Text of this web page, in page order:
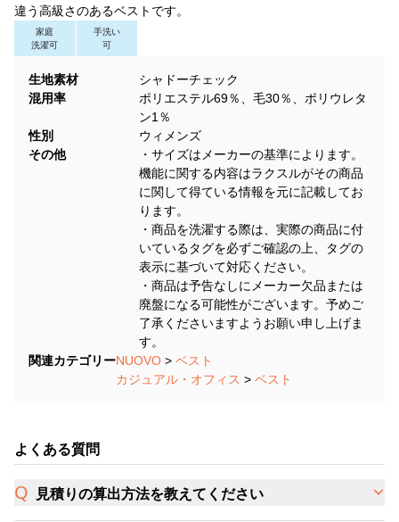
違う高級さのあるベストです。
家庭
洗濯可
手洗い
可
生地素材
シャドーチェック
混用率
ポリエステル69％、毛30％、ポリウレタ
ン1％
性別
ウィメンズ
その他
・サイズはメーカーの基準によります。
機能に関する内容はラクスルがその商品
に関して得ている情報を元に記載してお
ります。
・商品を洗濯する際は、実際の商品に付
いているタグを必ずご確認の上、タグの
表示に基づいて対応ください。
・商品は予告なしにメーカー欠品または
廃盤になる可能性がございます。予めご
了承くださいますようお願い申し上げま
す。
関連カテゴリーNUOVO > ベスト
カジュアル・オフィス > ベスト
よくある質問
見積りの算出方法を教えてください